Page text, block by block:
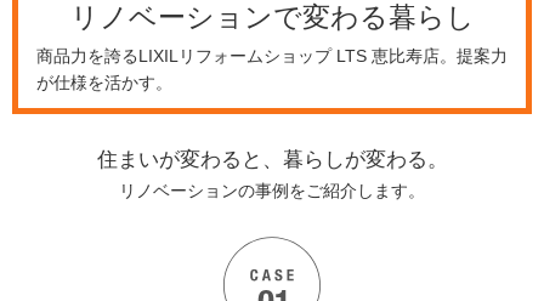
リノベーションで変わる暮らし
商品力を誇るLIXILリフォームショップ LTS 恵比寿店。提案力
が仕様を活かす。
住まいが変わると、暮らしが変わる。
リノベーションの事例をご紹介します。